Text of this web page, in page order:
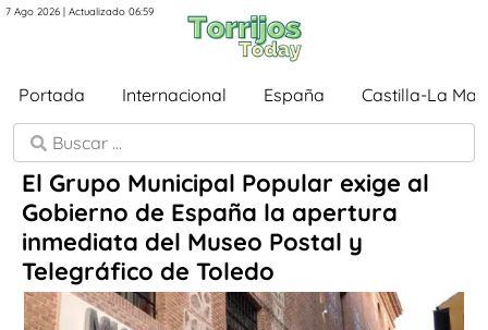
7 Ago 2026 | Actualizado 06:59
Portada Internacional España Castilla-La
El Grupo Municipal Popular exige al
Gobierno de España la apertura
inmediata del Museo Postal y
Telegráfico de Toledo